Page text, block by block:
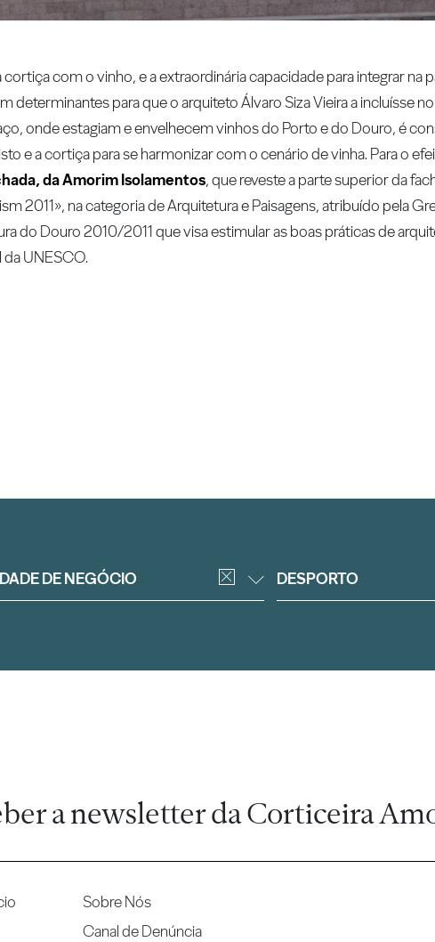
cortiça com o vinho, e a extraordinária capacidade para integrar
determinantes para que o arquiteto Álvaro Siza Vieira a incluísse
onde estagiam e envelhecem vinhos do Porto e do Douro, é
e a cortiça para se harmonizar com o cenário de vinha. Para o
da Amorim Isolamentos, que reveste a parte superior da
2011», na categoria de Arquitetura e Paisagens, atribuído pela
do Douro 2010/2011 que visa estimular as boas práticas de
UNESCO.
DE NEGÓCIO DESPORTO
a newsletter da Corticeira
Sobre Nós
Canal de Denúncia